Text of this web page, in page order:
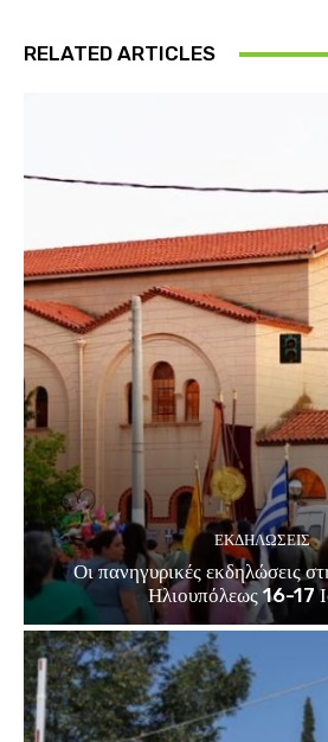
RELATED ARTICLES
ΕΚΔΗΛΏΣΕΙΣ
Οι πανηγυρικές εκδηλώσεις
Ηλιουπόλεως 16-17